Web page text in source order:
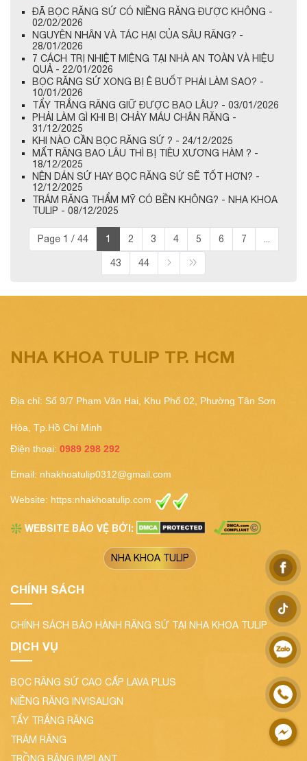
ĐÃ BỌC RĂNG SỨ CÓ NIỀNG RĂNG ĐƯỢC KHÔNG -
02/02/2026
NGUYÊN NHÂN VÀ TÁC HẠI CỦA SÂU RĂNG? -
28/01/2026
7 CÁCH TRỊ NHIỆT MIỆNG TẠI NHÀ AN TOÀN VÀ HIỆU
QUẢ - 22/01/2026
BỌC RĂNG SỨ XONG BỊ Ê BUỐT PHẢI LÀM SAO? -
10/01/2026
TẨY TRẮNG RĂNG GIỮ ĐƯỢC BAO LÂU? - 03/01/2026
PHẢI LÀM GÌ KHI BỊ CHẢY MÁU CHÂN RĂNG -
31/12/2025
KHI NÀO CẦN BỌC RĂNG SỨ ? - 24/12/2025
MẤT RĂNG BAO LÂU THÌ BỊ TIÊU XƯƠNG HÀM ? -
18/12/2025
NÊN DÁN SỨ HAY BỌC RĂNG SỨ SẼ TỐT HƠN? -
12/12/2025
TRÁM RĂNG THẨM MỸ CÓ BỀN KHÔNG? - NHA KHOA
TULIP - 08/12/2025
Page 1 / 44 1 2 3 4 5 6 7
43 44
NHA KHOA TULIP TP. HCM
Địa chỉ: Số 9/7 Phạm Văn Hai, Khu Phố 02, Phường Tân Sơn
Hòa, Tp.Hồ Chí Minh
Điện thoại: 0989 298 292
Email: nhakhoatulip0312@gmail.com
Website: https:nhakhoatulip.com
❇️ WEBSITE BẢO VỆ BỞI:
NHA KHOA TULIP
CHÍNH SÁCH
CHÍNH SÁCH BẢO HÀNH RĂNG SỨ TẠI NHA KHOA TULIP
DỊCH VỤ
BỌC RĂNG SỨ CAO CẤP LAVA PLUS
NIỀNG RĂNG INVISALIGN
TẨY TRẮNG RĂNG
TRÁM RĂNG